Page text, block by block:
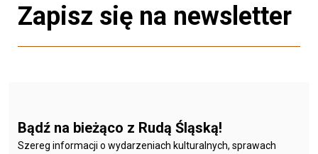
Zapisz się na newsletter
Bądź na bieżąco z Rudą Śląską!
Szereg informacji o wydarzeniach kulturalnych, sprawach